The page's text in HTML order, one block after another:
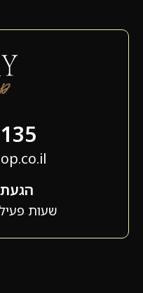
הגעתון 38 ,
שעות פעילות -